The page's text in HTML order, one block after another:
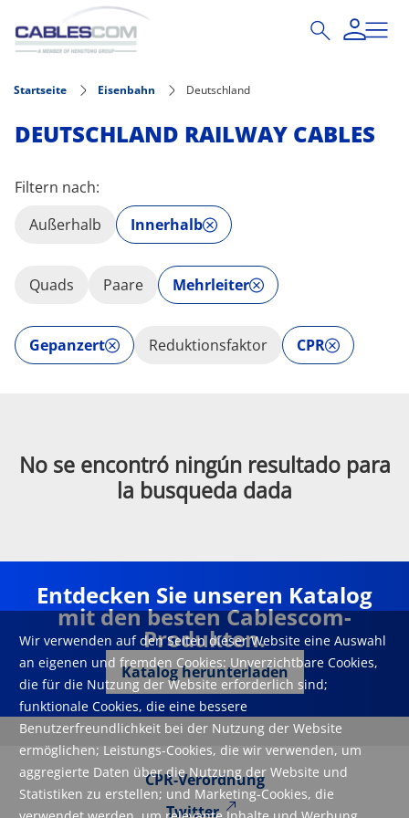
Direkt zum Inhalt
Wir verwenden auf den Seiten dieser Website eine Auswahl
an eigenen und fremden Cookies: Unverzichtbare Cookies,
die für die Nutzung der Website erforderlich sind;
funktionale Cookies, die eine bessere
Benutzerfreundlichkeit bei der Nutzung der Website
ermöglichen; Leistungs-Cookies, die wir verwenden, um
aggregierte Daten über die Nutzung der Website und
Statistiken zu erstellen; und Marketing-Cookies, die
Startseite Eisenbahn Deutschland
DEUTSCHLAND RAILWAY CABLES
Filtern nach:
Außerhalb
Innerhalb
Quads Paare Mehrleiter
Gepanzert Reduktionsfaktor CPR
No se encontró ningún resultado para
la busqueda dada
Entdecken Sie unseren Katalog
mit den besten Cablescom-
Produkten.
Katalog herunterladen
CPR-Verordnung
Twitter